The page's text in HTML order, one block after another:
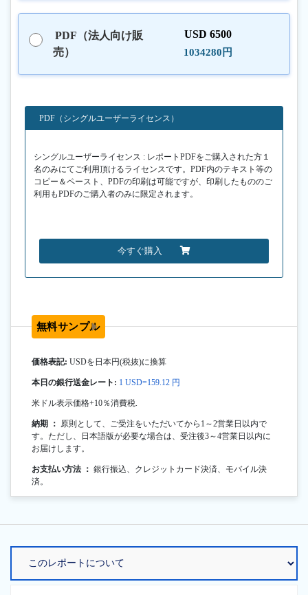
PDF（法人向け販
売）
USD 6500
1034280円
PDF（シングルユーザーライセンス）
シングルユーザーライセンス : レポートPDFをご購入された方１
名のみにてご利用頂けるライセンスです。PDF内のテキスト等の
コピー＆ペースト、PDFの印刷は可能ですが、印刷したもののご
利用もPDFのご購入者のみに限定されます。
今すぐ購入
無料サンプル
価格表記: USDを日本円(税抜)に換算
本日の銀行送金レート: 1 USD=159.12 円
米ドル表示価格+10％消費税.
納期 ： 原則として、ご受注をいただいてから1～2営業日以内で
す。ただし、日本語版が必要な場合は、受注後3～4営業日以内に
お届けします。
お支払い方法 ： 銀行振込、クレジットカード決済、モバイル決
済。